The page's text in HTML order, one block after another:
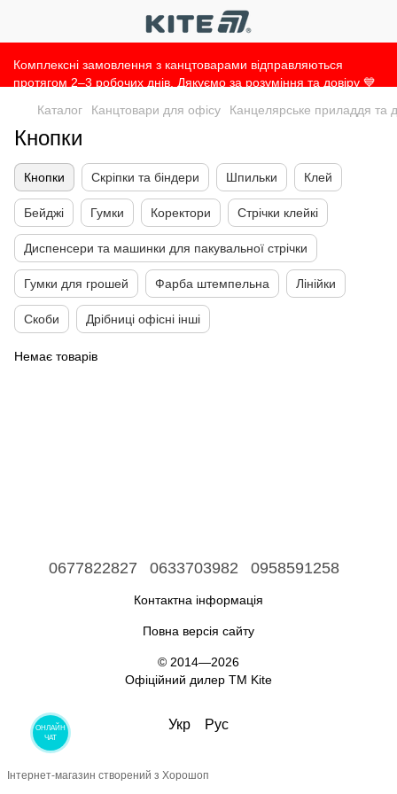
Комплексні замовлення з канцтоварами відправляються
протягом 2–3 робочих днів. Дякуємо за розуміння та довіру 💙
Каталог
Канцтовари для офісу Канцелярське приладдя та
Кнопки
Кнопки Скріпки та біндери Шпильки Клей
Бейджі Гумки Коректори Стрічки клейкі
Диспенсери та машинки для пакувальної стрічки
Гумки для грошей Фарба штемпельна Лінійки
Скоби Дрібниці офісні інші
Немає товарів
0677822827 0633703982 0958591258
Контактна інформація
Повна версія сайту
© 2014—2026
Офіційний дилер ТМ Kite
Укр Рус
Інтернет-магазин створений з Хорошоп
ОНЛАЙН
ЧАТ